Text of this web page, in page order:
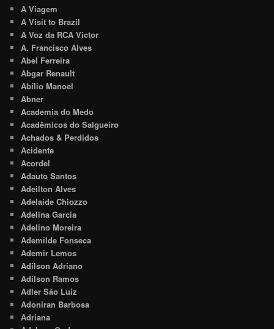
A Viagem
A Visit to Brazil
A Voz da RCA Victor
A. Francisco Alves
Abel Ferreira
Abgar Renault
Abílio Manoel
Abner
Academia do Medo
Acadêmicos do Salgueiro
Achados & Perdidos
Acidente
Acordel
Adauto Santos
Adeilton Alves
Adelaide Chiozzo
Adelina Garcia
Adelino Moreira
Ademilde Fonseca
Ademir Lemos
Adilson Adriano
Adilson Ramos
Adler São Luiz
Adoniran Barbosa
Adriana